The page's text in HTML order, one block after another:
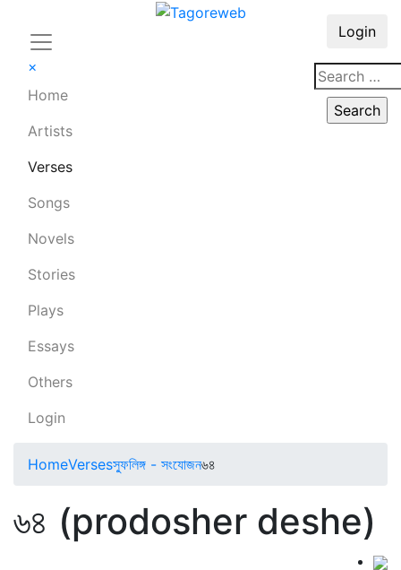
×
Home
Artists
Verses
Songs
Novels
Stories
Plays
Essays
Others
Login
Login
HomeVersesস্ফুলিঙ্গ - সংযোজন৬৪
৬৪ (prodosher deshe)